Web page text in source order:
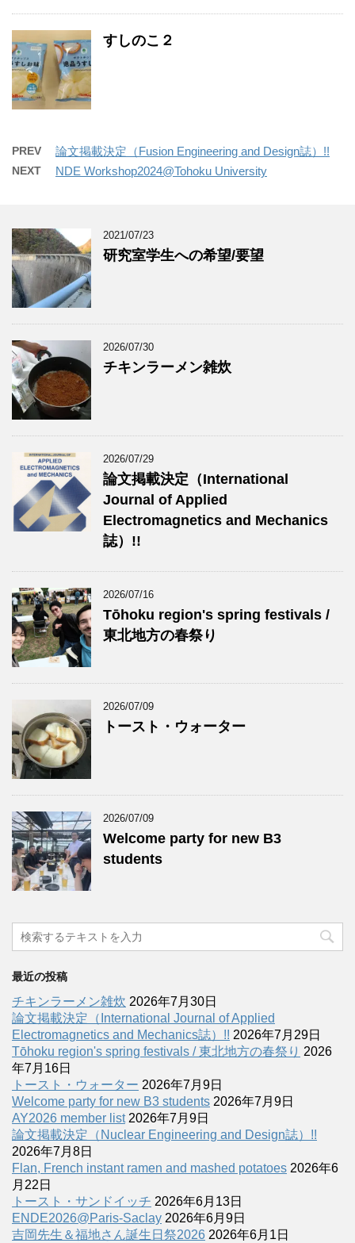
すしのこ２
PREV 論文掲載決定（Fusion Engineering and Design誌）!!
NEXT NDE Workshop2024@Tohoku University
2021/07/23
研究室学生への希望/要望
2026/07/30
チキンラーメン雑炊
2026/07/29
論文掲載決定（International
Journal of Applied
Electromagnetics and Mechanics
誌）!!
2026/07/16
Tōhoku region's spring festivals /
東北地方の春祭り
2026/07/09
トースト・ウォーター
2026/07/09
Welcome party for new B3
students
最近の投稿
チキンラーメン雑炊 2026年7月30日
論文掲載決定（International Journal of Applied
Electromagnetics and Mechanics誌）!! 2026年7月29日
Tōhoku region's spring festivals / 東北地方の春祭り 2026
年7月16日
トースト・ウォーター 2026年7月9日
Welcome party for new B3 students 2026年7月9日
AY2026 member list 2026年7月9日
論文掲載決定（Nuclear Engineering and Design誌）!!
2026年7月8日
Flan, French instant ramen and mashed potatoes 2026年6
月22日
トースト・サンドイッチ 2026年6月13日
ENDE2026@Paris-Saclay 2026年6月9日
吉岡先生＆福地さん誕生日祭2026 2026年6月1日